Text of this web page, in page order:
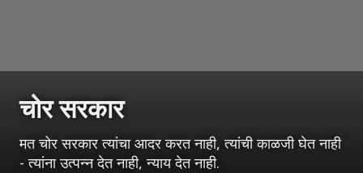
चोर सरकार
मत चोर सरकार त्यांचा आदर करत नाही, त्यांची काळजी घेत नाही
- त्यांना उत्पन्न देत नाही, न्याय देत नाही.